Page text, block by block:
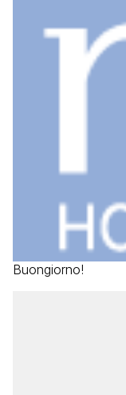
Buongiorno!